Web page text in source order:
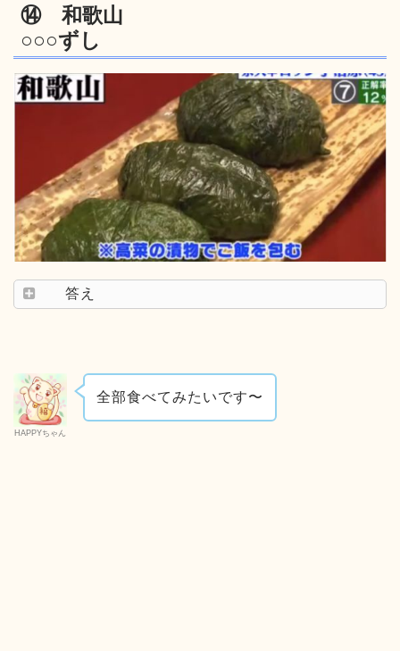
⑭ 和歌山
○○○ずし
答え
HAPPYちゃん
全部食べてみたいです〜